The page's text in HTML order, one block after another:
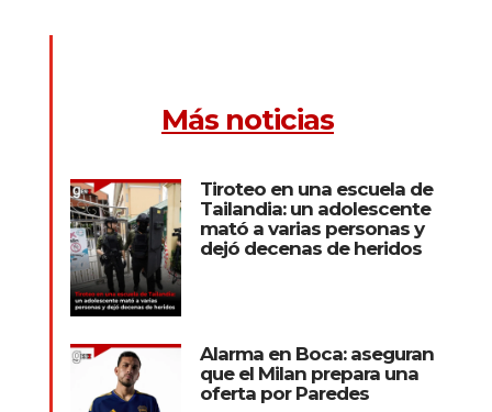
Más noticias
Tiroteo en una escuela de
Tailandia: un adolescente
mató a varias personas y
dejó decenas de heridos
Alarma en Boca: aseguran
que el Milan prepara una
oferta por Paredes